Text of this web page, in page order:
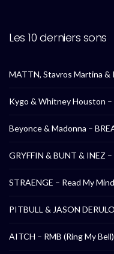
Les 10 derniers sons
MATTN, Stavros Martina &
Kygo & Whitney Houston –
Beyonce & Madonna –
GRYFFIN & BUNT & INEZ
STRAENGE – Read My
PITBULL & JASON
AITCH – RMB (Ring My Bell)